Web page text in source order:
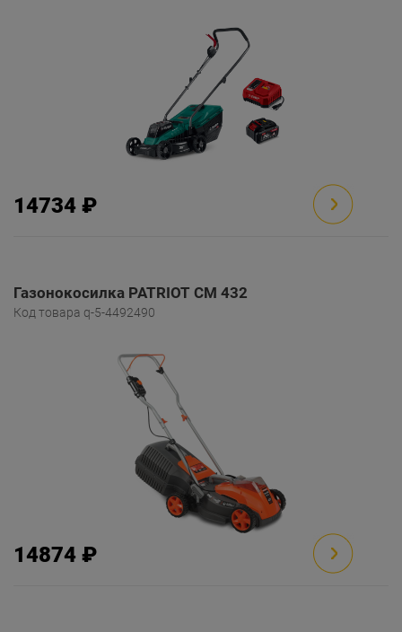
14734 ₽
Газонокосилка PATRIOT CM 432
Код товара q-5-4492490
14874 ₽